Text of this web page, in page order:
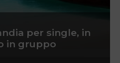
per single, in
in gruppo